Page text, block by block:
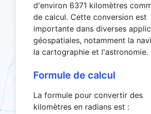
d'environ 6371 kilomètres
de calcul. Cette conversion est
importante dans diverses
géospatiales, notamment la
la cartographie et l'astronomie.
Formule de calcul
La formule pour convertir des
kilomètres en radians est :